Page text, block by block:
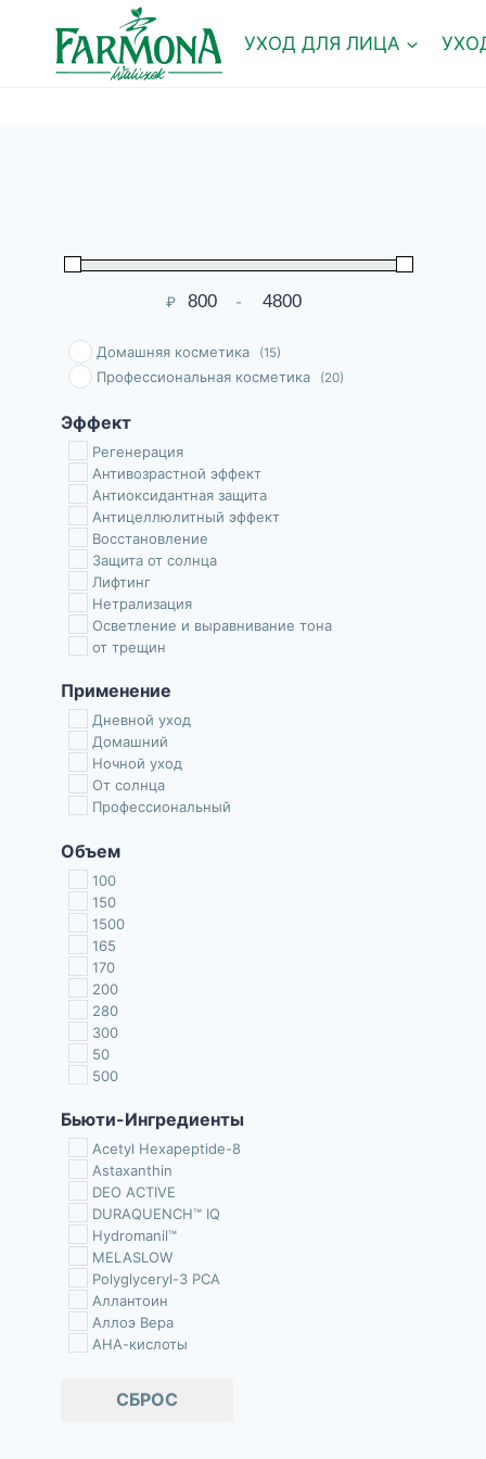
содержимому
УХОД ДЛЯ ЛИЦА
₽ -
Домашняя косметика (15)
Профессиональная косметика (20)
Эффект
Pегенерация
Антивозрастной эффект
Антиоксидантная защита
Антицеллюлитный эффект
Восстановление
Защита от солнца
Лифтинг
Нетрализация
Осветление и выравнивание тона
от трещин
Увлажнение
Уменьшение морщин
Успокаивает
Применение
Дневной уход
Домашний
Ночной уход
От солнца
Профессиональный
Объем
100
150
1500
165
170
200
280
300
50
500
800
Бьюти-Ингредиенты
Acetyl Hexapeptide-8
Astaxanthin
DEO ACTIVE
DURAQUENCH™ IQ
Hydromanil™
MELASLOW
Polyglyceryl-3 PCA
Аллантоин
Аллоэ Вера
АНА-кислоты
Бетаин
СБРОС